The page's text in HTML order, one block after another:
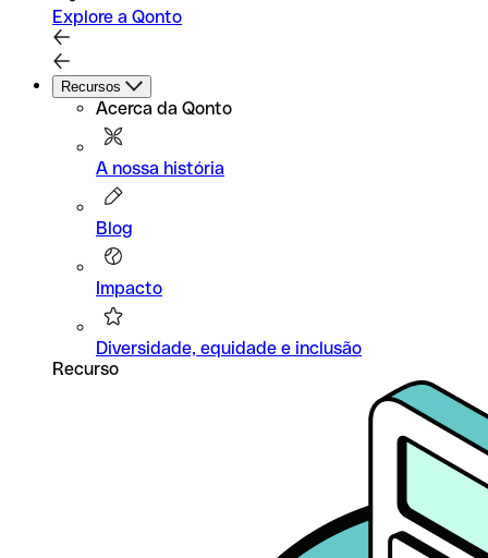
Explore a Qonto
Recursos
Acerca da Qonto
A nossa história
Blog
Impacto
Diversidade, equidade e inclusão
Recurso